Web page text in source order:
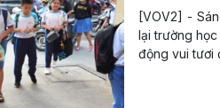
[VOV2] -
lại trường
động vui tươi